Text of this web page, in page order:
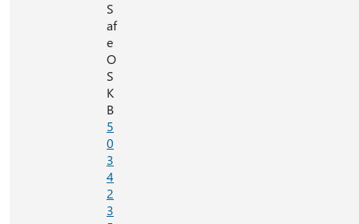
S
af
e
O
S
K
B
5
0
3
4
2
3